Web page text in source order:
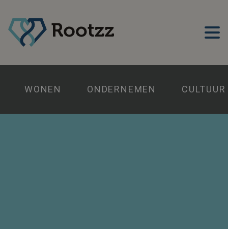
WONEN ONDERNEMEN CULTUUR